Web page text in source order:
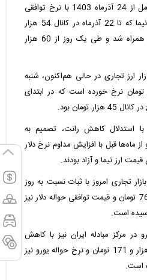
معاملات نیما پیش از حذف کامل از 24 آذرماه 1403 با نرخ توافقی
در نیما که تا 22 آذرماه در کانال 54 هزار
تومان بود به‌یک‌باره با افزایش همراه شد و طی یک روز از 60 هزار
ارز تجاری در حالی هم‌اکنون، شنبه
در کانال 69 هزار تومان نرخ خورده است که در ابتدای
تومان بود.
استدلال کاهش رانت، تصمیم به
از ماه‌ها قبل با افزایش مداوم نرخ دلار
قیمت ارزنیما و آزاد بودند.
تجاری امروز با ثبات نسبت به روز
کاری قبل، به نرخ 71 هزار و 760 تومان و قیمت توافقی حواله دلار نیز
مرکز مبادله ایران نیز با کاهش
نسبت به روز کاری قبل به 84 هزار و 171 تومان و نرخ حواله یورو نیز